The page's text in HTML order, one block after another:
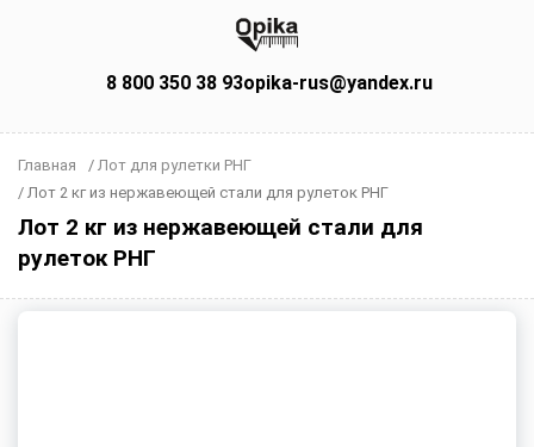
8 800 350 38 93opika-rus@yandex.ru
Главная / Лот для рулетки РНГ
/ Лот 2 кг из нержавеющей стали для рулеток РНГ
Лот 2 кг из нержавеющей стали для
рулеток РНГ